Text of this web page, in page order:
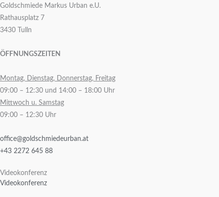
Goldschmiede Markus Urban e.U.
Rathausplatz 7
3430 Tulln
ÖFFNUNGSZEITEN
Montag, Dienstag, Donnerstag, Freitag
09:00 – 12:30 und 14:00 – 18:00 Uhr
Mittwoch u. Samstag
09:00 – 12:30 Uhr
office@goldschmiedeurban.at
+43 2272 645 88
Videokonferenz
Videokonferenz